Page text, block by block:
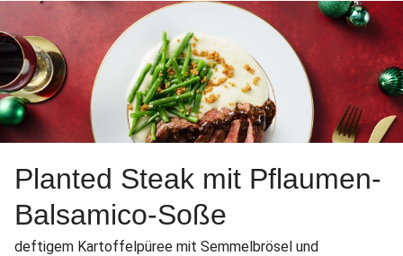
Planted Steak mit Pflaumen-
Balsamico-Soße
deftigem Kartoffelpüree mit Semmelbrösel und